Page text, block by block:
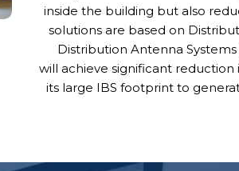
inside the building but also
solutions are based on
Distribution Antenna Systems
will achieve significant reduction
its large IBS footprint to